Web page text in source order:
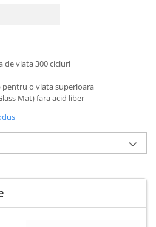
de viata 300 cicluri
pentru o viata superioara
Mat) fara acid liber